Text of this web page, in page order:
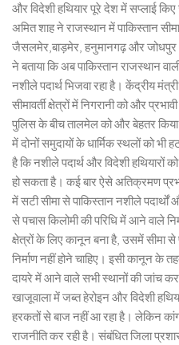
और विदेशी हथियार पूरे देश में सप्लाई
अमित शाह ने राजस्थान में पाकिस्तान
जैसलमेर,बाड़मेर, हनुमानगढ़ और जोधपुर
ने बताया कि अब पाकिस्तान राजस्थान
नशीले पदार्थ भिजवा रहा है। केंद्रीय
सीमावर्ती क्षेत्रों में निगरानी को और
पुलिस के बीच तालमेल को और बेहतर
में दोनों समुदायों के धार्मिक स्थलों को भी
है कि नशीले पदार्थ और विदेशी हथियारों
हो सकता है। कई बार ऐसे अतिक्रमण
में सटी सीमा से पाकिस्तान नशीले
से पचास किलोमी की परिधि में आने वाले
क्षेत्रों के लिए कानून बना है, उसमें सीमा से
निर्माण नहीं होने चाहिए। इसी कानून के
दायरे में आने वाले सभी स्थानों की जांच
खाजूवाला में जब्त हेरोइन और विदेशी
हरकतों से बाज नहीं आ रहा है। लेकिन
राजनीति कर रही है। संबंधित जिला